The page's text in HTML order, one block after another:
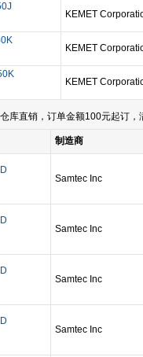
KEMET
KEMET
KEMET
库直销，订单金额100元起订，
制造商
Samtec Inc
Samtec Inc
Samtec Inc
Samtec Inc